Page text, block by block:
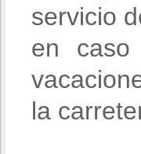
servicio
en
la